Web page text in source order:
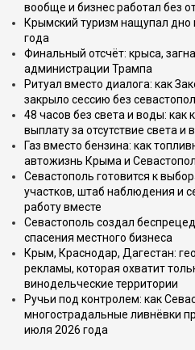
вообще и бизнес работал без
Крымский туризм нащупал дно
года
Финальный отсчёт: крыса,
администрации Трампа
Ритуал вместо диалога: как
закрыло сессию без
48 часов без света и воды: как
выплату за отсутствие света
Газ вместо бензина: как
автожизнь Крыма и
Севастополь готовится к
участков, штаб наблюдения и
работу вместе
Севастополь создал
спасения местного бизнеса
Крым, Краснодар, Дагестан:
рекламы, которая охватит
винодельческие территории
Ручьи под контролем: как
многострадальные ливнёвки
июля 2026 года